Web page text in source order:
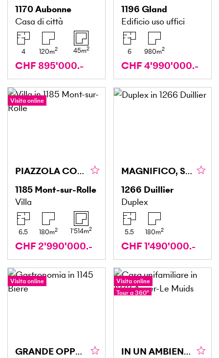
1170Aubonne
Casa di città
4 120m2 45m2
CHF 895'000.-
1196 Gland
Edificio uso uffici
6 980m2
CHF 4'990'000.-
Visita online
PIAZZOLA CON SPLENDIDA VISTA E PISCINA
1185 Mont-sur-Rolle
Villa
6.5 180m2 1'514m2
CHF 2'990'000.-
MAGNIFICO, SPAZIOSO, RINNOVATO CON VISTA LIBERA
1266 Duillier
Duplex
5.5 180m2
CHF 1'490'000.-
Visita online
GRANDE OPPORTUNITÀ DI RISTRUTTURAZIONE
Visita online
Tour a 360°
IN UN AMBIENTE TRANQUILLO CON VISTA SUL LAGO